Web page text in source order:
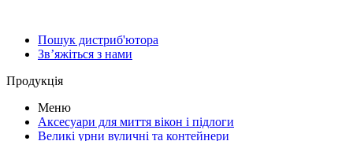
Пошук дистриб'ютора
Зв’яжіться з нами
Продукція
Меню
Аксесуари для миття вікон і підлоги
Великі урни вуличні та контейнери